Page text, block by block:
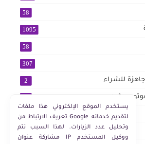
58
1095
58
307
جاهزة للشراء 2
214
يستخدم الموقع الإلكتروني هذا ملفات
تعريف الارتباط من Google لتقديم خدماته
وتحليل عدد الزيارات. لهذا السبب تتم
مشاركة عنوان IP ووكيل المستخدم